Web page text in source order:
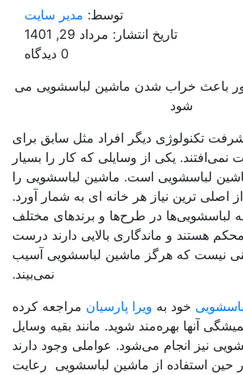
توسط:مدیر سایت
تاریخ انتشار: مرداد 29, 1401
تکنولوژی دیگر افراد مثل سابق برای
یکی از وسایلی که کار را بسیار
لباسشویی است. ماشین لباسشویی را
ترین نیاز هر خانه ای به شمار آورد.
در طرح‌ها و برندهای مختلف
هستند و ماندگاری بالایی دارند درست
که هرگز ماشین لباسشویی آسیب
نمی‌بیند.
خود بهویرا پارسیانمراجعه کرده
آنها بهره‌مند شوید. مانند بقیه وسایل
نیز انجام می‌شود. عواملی وجود دارند
استفاده از ماشین لباسشویی رعایت